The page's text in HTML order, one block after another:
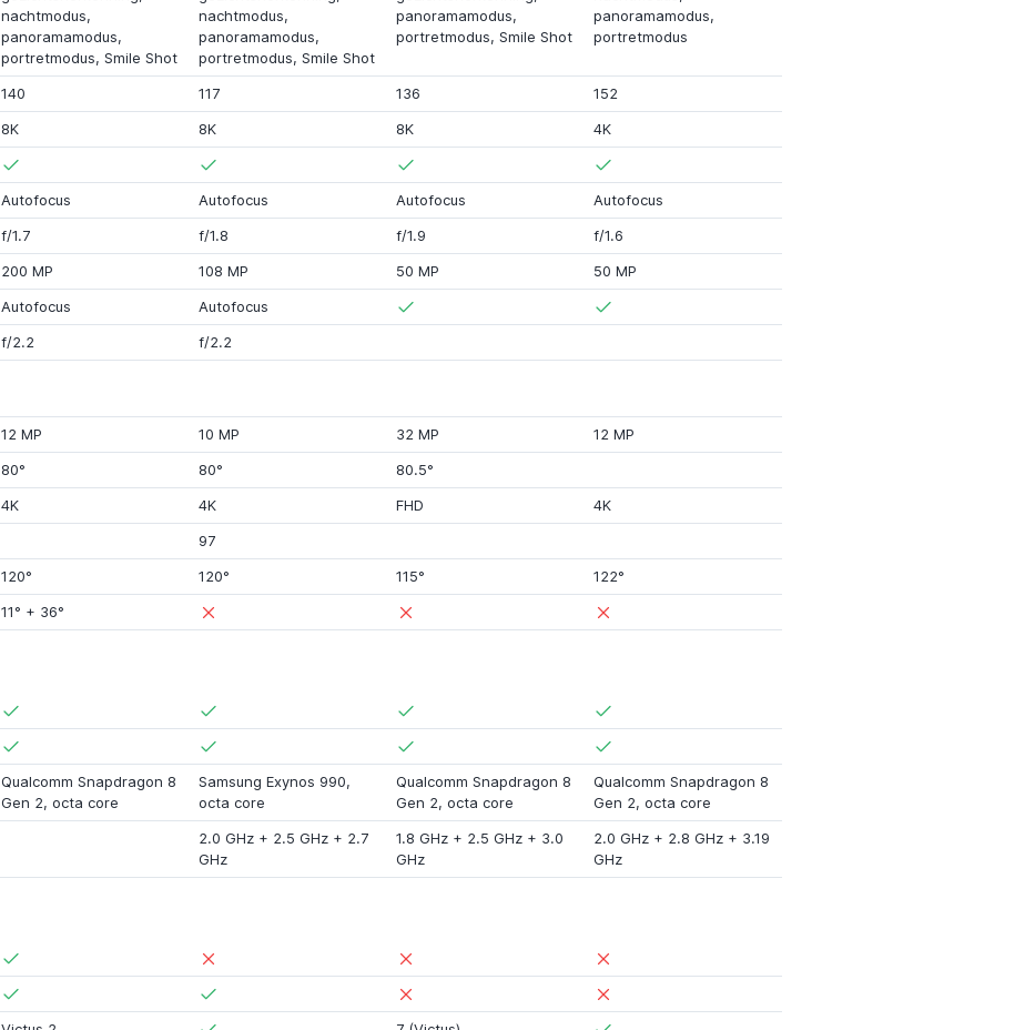
nachtmodus,
panoramamodus,
portretmodus, Smile Shot
nachtmodus,
panoramamodus,
portretmodus, Smile Shot
panoramamodus,
portretmodus, Smile Shot
panoramamodus,
portretmodus
140 117 136
152
8K 8K 8K
4K
Autofocus Autofocus Autofocus
Autofocus
f/1.7 f/1.8 f/1.9
f/1.6
200 MP 108 MP 50 MP
50 MP
Autofocus
Autofocus
f/2.2
f/2.2
12 MP 10 MP 32 MP
12 MP
80° 80°
80.5°
4K 4K FHD
4K
97
120° 120° 115°
122°
11° + 36°
Qualcomm Snapdragon 8
Gen 2, octa core
Samsung Exynos 990,
octa core
Qualcomm Snapdragon 8
Gen 2, octa core
Qualcomm Snapdragon 8
Gen 2, octa core
2.0 GHz+ 2.5 GHz+ 2.7
GHz
1.8 GHz+ 2.5 GHz+ 3.0
GHz
2.0 GHz+ 2.8 GHz+ 3.19
GHz